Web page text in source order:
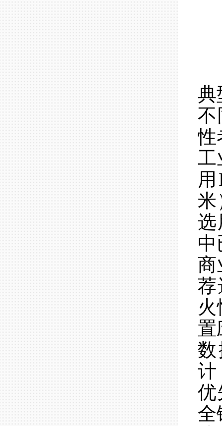
典
不
性
工
米
选
中
商
荐
置
计
优
全